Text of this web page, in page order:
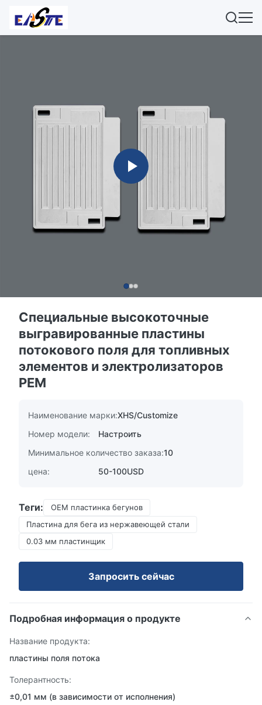
Специальные высокоточные
выгравированные пластины
потокового поля для топливных
элементов и электролизаторов
PEM
Наименование марки:XHS/Customize
Номер модели:
Настроить
Минимальное количество заказа:10
цена:
50-100USD
Теги:
OEM пластинка бегунов
Пластина для бега из нержавеющей стали
0.03 мм пластинщик
Запросить сейчас
Подробная информация о продукте
Название продукта:
пластины поля потока
Толерантность:
±0,01 мм (в зависимости от исполнения)